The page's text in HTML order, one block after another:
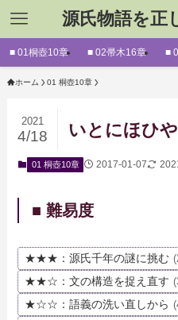
源氏物語を正
■ 01桐壺10章 ■ 02帚木16章 ■
ホーム 01 桐壺10章
いとにほひ
2021
4/18
01 桐壺10章 2017-01-07
■ 難易度
★★★：源氏千年の謎に挑む
★★☆：文の構造を捉え直す
★☆☆：語義の洗い直しから